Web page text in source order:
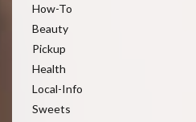
How-To
Beauty
Pickup
Health
Local-Info
Sweets